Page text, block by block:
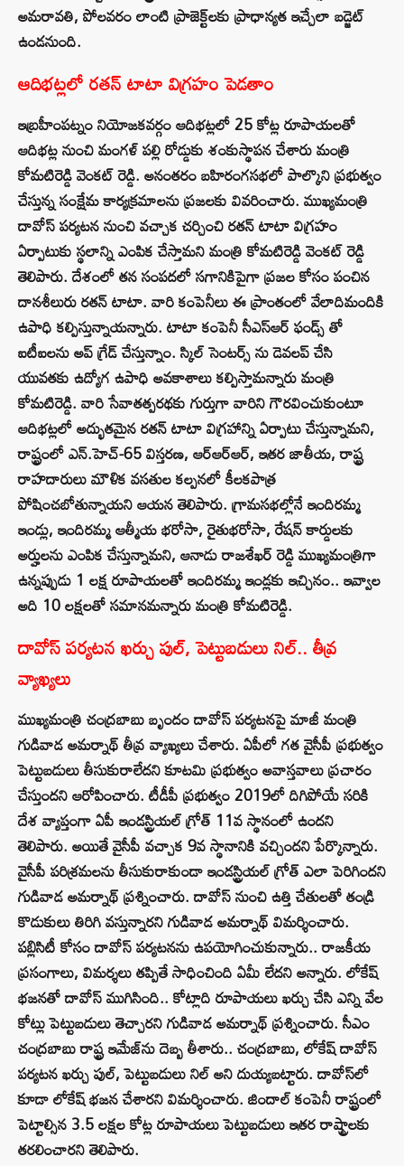
అమ‌రావ‌తి, పోల‌వ‌రం లాంటి ప్రాజెక్ట్‌ల‌కు ప్రాధాన్యత ఇచ్చేలా బడ్జెట్
ఉండనుంది.
ఆదిభట్లలో రతన్ టాటా విగ్రహం పెడతాం
ఇబ్రహీంపట్నం నియోజకవర్గం ఆదిభట్లలో 25 కోట్ల రూపాయలతో
ఆదిభట్ల నుంచి మంగళ్ పల్లి రోడ్డుకు శంకుస్థాపన చేశారు మంత్రి
కోమటిరెడ్డి వెంకట్ రెడ్డి. అనంతరం బహిరంగసభలో పాల్కొని ప్రభుత్వం
చేస్తున్న సంక్షేమ కార్యక్రమాలను ప్రజలకు వివరించారు. ముఖ్యమంత్రి
దావోస్ పర్యటన నుంచి వచ్చాక చర్చించి రతన్ టాటా విగ్రహం
ఏర్పాటుకు స్థలాన్ని ఎంపిక చేస్తామని మంత్రి కోమటిరెడ్డి వెంకట్ రెడ్డి
తెలిపారు. దేశంలో తన సంపదలో సగానికిపైగా ప్రజల కోసం పంచిన
దానశీలురు రతన్ టాటా. వారి కంపెనీలు ఈ ప్రాంతంలో వేలాదిమందికి
ఉపాధి కల్పిస్తున్నాయన్నారు. టాటా కంపెనీ సీఎస్ఆర్ ఫండ్స్ తో
ఐటీఐలను అప్ గ్రేడ్ చేస్తున్నాం. స్కిల్ సెంటర్స్ ను డెవలప్ చేసి
యువతకు ఉద్యోగ ఉపాధి అవకాశాలు కల్పిస్తామన్నారు మంత్రి
కోమటిరెడ్డి. వారి సేవాతత్పరథకు గుర్తుగా వారిని గౌరవించుకుంటూ
ఆదిభట్లలో అద్భుతమైన రతన్ టాటా విగ్రహాన్ని ఏర్పాటు చేస్తున్నామని,
రాష్ట్రంలో ఎన్.హెచ్-65 విస్తరణ, ఆర్ఆర్ఆర్, ఇతర జాతీయ, రాష్ట్ర
రాహదారులు మౌళిక వసతుల కల్పనలో కీలకపాత్ర
పోషించబోతున్నాయని ఆయన తెలిపారు. గ్రామసభల్లోనే ఇందిరమ్మ
ఇండ్లు, ఇందిరమ్మ ఆత్మీయ భరోసా, రైతుభరోసా, రేషన్ కార్డులకు
అర్హులను ఎంపిక చేస్తున్నామని, ఆనాడు రాజశేఖర్ రెడ్డి ముఖ్యమంత్రిగా
ఉన్నప్పుడు 1 లక్ష రూపాయలతో ఇందిరమ్మ ఇండ్లకు ఇచ్చినం.. ఇవ్వాల
అది 10 లక్షలతో సమానమన్నారు మంత్రి కోమటిరెడ్డి.
దావోస్ పర్యటన ఖర్చు పుల్, పెట్టుబడులు నిల్.. తీవ్ర
వ్యాఖ్యలు
ముఖ్యమంత్రి చంద్రబాబు బృందం దావోస్ పర్యటనపై మాజీ మంత్రి
గుడివాడ అమర్నాథ్ తీవ్ర వ్యాఖ్యలు చేశారు. ఏపీలో గత వైసీపీ ప్రభుత్వం
పెట్టుబడులు తీసుకురాలేదని కూటమి ప్రభుత్వం అవాస్తవాలు ప్రచారం
చేస్తుందని ఆరోపించారు. టీడీపీ ప్రభుత్వం 2019లో దిగిపోయే సరికి
దేశ వ్యాప్తంగా ఏపీ ఇండస్ట్రియల్ గ్రోత్ 11వ స్థానంలో ఉందని
తెలిపారు. అయితే వైసీపీ వచ్చాక 9వ స్థానానికి వచ్చిందని పేర్కొన్నారు.
వైసీపీ పరిశ్రమలను తీసుకురాకుండా ఇండస్ట్రియల్ గ్రోత్ ఎలా పెరిగిందని
గుడివాడ అమర్నాథ్ ప్రశ్నించారు. దావోస్ నుంచి ఉత్తి చేతులతో తండ్రి
కొడుకులు తిరిగి వస్తున్నారని గుడివాడ అమర్నాథ్ విమర్శించారు.
పబ్లిసిటీ కోసం దావోస్ పర్యటనను ఉపయోగించుకున్నారు.. రాజకీయ
ప్రసంగాలు, విమర్శలు తప్పితే సాధించింది ఏమీ లేదని అన్నారు. లోకేష్
భజనతో దావోస్ ముగిసింది.. కోట్లాది రూపాయలు ఖర్చు చేసి ఎన్ని వేల
కోట్లు పెట్టుబడులు తెచ్చారని గుడివాడ అమర్నాథ్ ప్రశ్నించారు. సీఎం
చంద్రబాబు రాష్ట్ర ఇమేజ్‌ను దెబ్బ తీశారు.. చంద్రబాబు, లోకేష్ దావోస్
పర్యటన ఖర్చు పుల్, పెట్టుబడులు నిల్ అని దుయ్యబట్టారు. దావోస్‌లో
కూడా లోకేష్ భజన చేశారని విమర్శించారు. జిందాల్ కంపెనీ రాష్ట్రంలో
పెట్టాల్సిన 3.5 లక్షల కోట్ల రూపాయలు పెట్టుబడులు ఇతర రాష్ట్రాలకు
తరలించారని తెలిపారు.